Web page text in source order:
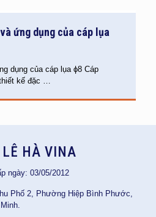
ứng dụng của cáp lụa
dụng của cáp lụa ϕ8 Cáp
kế đặc …
LÊ HÀ VINA
ngày: 03/05/2012
Phố 2, Phường Hiệp Bình Phước,